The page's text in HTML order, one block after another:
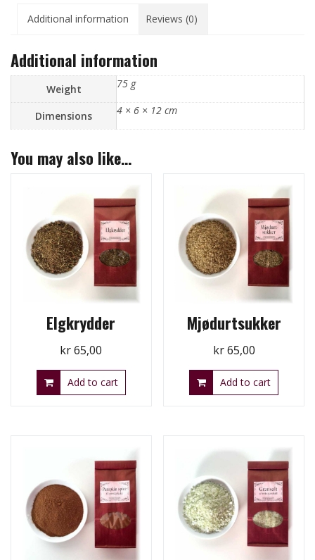
Additional information Reviews (0)
Additional information
Weight 75 g
Dimensions 4 × 6 × 12 cm
You may also like…
Elgkrydder
kr65,00
Add to cart
Mjødurtsukker
kr65,00
Add to cart